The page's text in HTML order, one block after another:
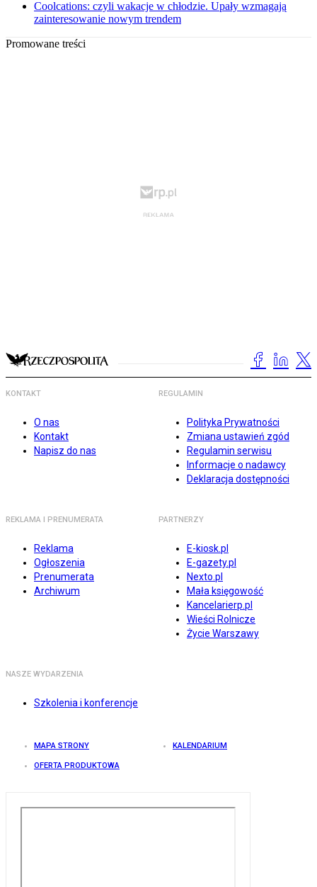
Coolcations: czyli wakacje w chłodzie. Upały wzmagają
zainteresowanie nowym trendem
Promowane treści
KONTAKT
O nas
Kontakt
Napisz do nas
REGULAMIN
Polityka Prywatności
Zmiana ustawień zgód
Regulamin serwisu
Informacje o nadawcy
Deklaracja dostępności
REKLAMA I PRENUMERATA
Reklama
Ogłoszenia
Prenumerata
Archiwum
PARTNERZY
E-kiosk.pl
E-gazety.pl
Nexto.pl
Mała księgowość
Kancelarierp.pl
Wieści Rolnicze
Życie Warszawy
NASZE WYDARZENIA
Szkolenia i konferencje
MAPA STRONY KALENDARIUM
OFERTA PRODUKTOWA